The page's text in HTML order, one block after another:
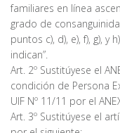
familiares en línea
grado de
puntos c), d), e), f), g),
indican”.
Art. 2º Sustitúyese el
condición de Persona
UIF Nº 11/11 por el
Art. 3º Sustitúyese el